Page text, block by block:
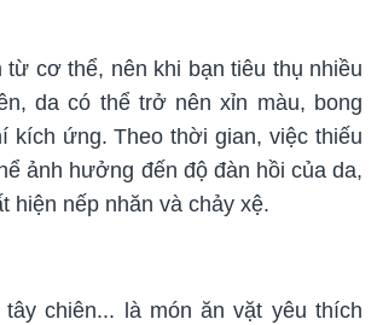
từ cơ thể, nên khi bạn tiêu thụ nhiều
da có thể trở nên xỉn màu, bong
kích ứng. Theo thời gian, việc thiếu
ảnh hưởng đến độ đàn hồi của da,
hiện nếp nhăn và chảy xệ.
tây chiên... là món ăn vặt yêu thích